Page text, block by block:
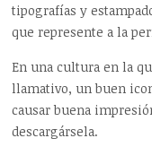
tipografías y
que represente a la
En una cultura en la
llamativo, un buen
causar buena
descargársela.